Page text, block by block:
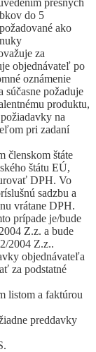
do 5
ako
za
objednávateľ po
oznámenie
požaduje
produktu,
na
pri zadaní
členskom štáte
štátu EÚ,
DPH. Vo
sadzbu a
vrátane DPH.
prípade je/bude
Z.z. a bude
2004 Z.z..
objednávateľa
za podstatné
listom a faktúrou
preddavky